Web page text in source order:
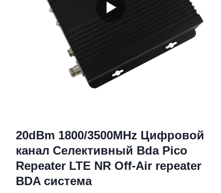
20dBm 1800/3500MHz Цифровой
канал Селективный Bda Pico
Repeater LTE NR Off-Air repeater
BDA система